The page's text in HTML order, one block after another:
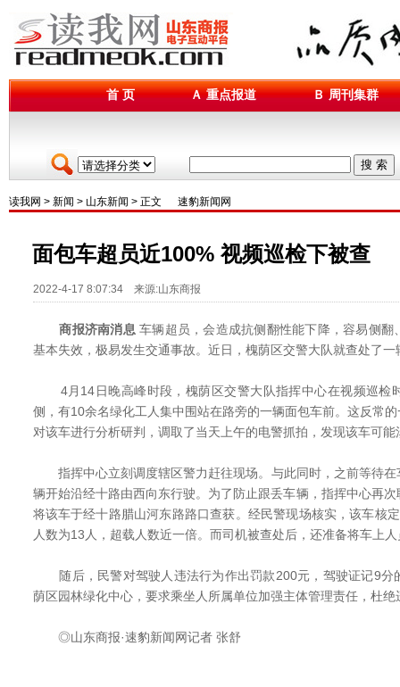
首 页 Ａ 重点报道 Ｂ 周刊集群
搜 索
读我网 > 新闻 > 山东新闻 > 正文 速豹新闻网
面包车超员近100% 视频巡检下被查
2022-4-17 8:07:34 来源:山东商报
商报济南消息 车辆超员，会造成抗侧翻性能下降，容易侧
基本失效，极易发生交通事故。近日，槐荫区交警大队就查处了
4月14日晚高峰时段，槐荫区交警大队指挥中心在视频巡检
侧，有10余名绿化工人集中围站在路旁的一辆面包车前。这反常
对该车进行分析研判，调取了当天上午的电警抓拍，发现该车可
指挥中心立刻调度辖区警力赶往现场。与此同时，之前等待在
辆开始沿经十路由西向东行驶。为了防止跟丢车辆，指挥中心再
将该车于经十路腊山河东路路口查获。经民警现场核实，该车核
人数为13人，超载人数近一倍。而司机被查处后，还准备将车上
随后，民警对驾驶人违法行为作出罚款200元，驾驶证记9分
荫区园林绿化中心，要求乘坐人所属单位加强主体管理责任，杜绝
◎山东商报·速豹新闻网记者 张舒